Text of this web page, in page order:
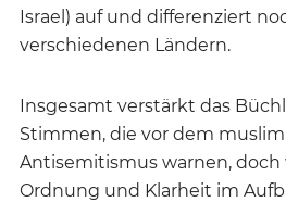
Israel) auf und differenziert
verschiedenen Ländern.
Insgesamt verstärkt das
Stimmen, die vor dem
Antisemitismus warnen, doch
Ordnung und Klarheit im